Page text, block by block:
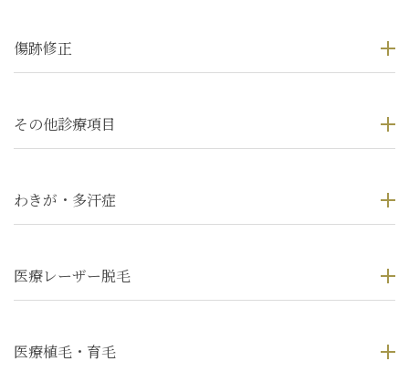
傷跡修正
その他診療項目
わきが・多汗症
医療レーザー脱毛
医療植毛・育毛